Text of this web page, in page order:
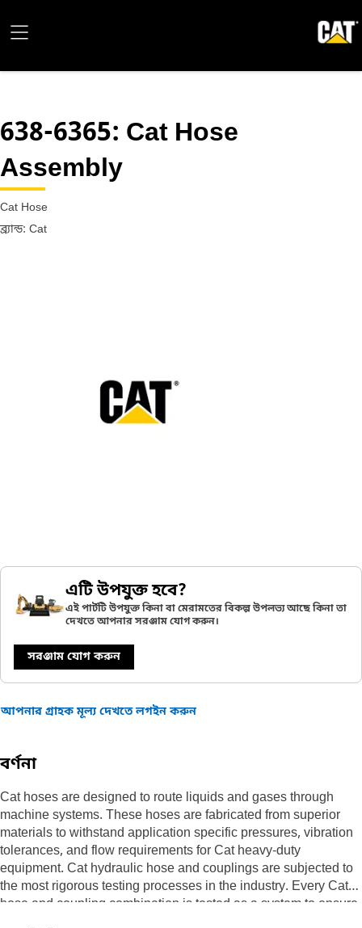
638-6365: Cat Hose
Assembly
Cat Hose
ব্র্যান্ড: Cat
এটি উপযুক্ত হবে?
এই পার্টটি উপযুক্ত কিনা বা মেরামতের বিকল্প উপলভ্য আছে কিনা তা
দেখতে আপনার সরঞ্জাম যোগ করুন।
সরঞ্জাম যোগ করুন
আপনার গ্রাহক মূল্য দেখতে লগইন করুন
বর্ণনা
Cat hoses are designed to route liquids and gases through
machine systems. These hoses are fabricated from superior
materials to withstand application specific pressures, vibration
tolerances, and flow requirements for Cat heavy-duty
equipment. Cat hydraulic hose and couplings are subjected to
the most rigorous testing processes in the industry. Every Cat
hose and coupling combination is tested as a system to ensure